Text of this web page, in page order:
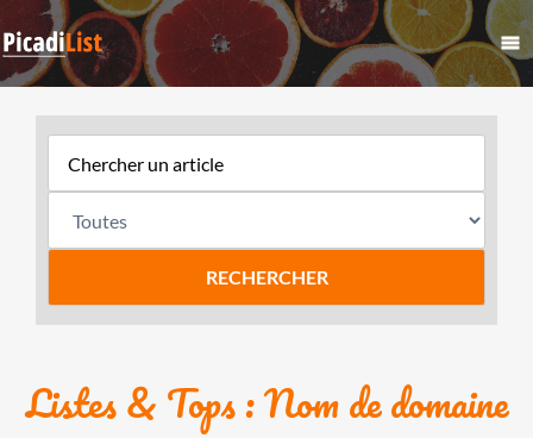
Listes & Tops : Nom de domaine